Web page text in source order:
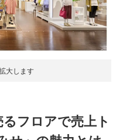
大します
フロアで売上ト